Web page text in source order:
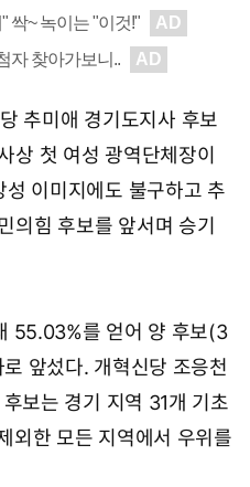
추미애 경기도지사 후보
상 첫 여성 광역단체장이
이미지에도 불구하고 추
의힘 후보를 앞서며 승기
55.03%를 얻어 양 후보(3
앞섰다. 개혁신당 조응천
보는 경기 지역 31개 기초
외한 모든 지역에서 우위를